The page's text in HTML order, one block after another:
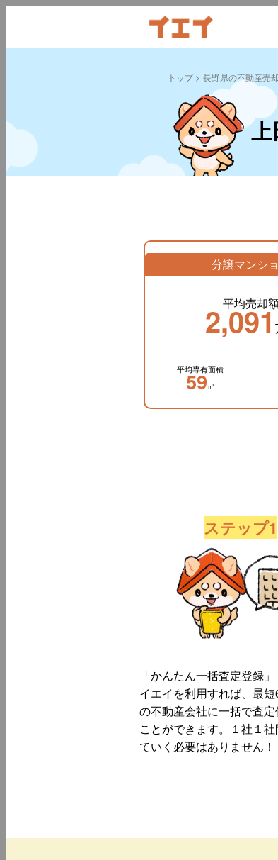
トップ 長野県の不動産売
上
分譲マンシ
平均売却
2,091
平均専有面積
59㎡
ステップ1
「かんたん一括査定登録」
イエイを利用すれば、最
の不動産会社に一括で査
ことができます。１社１
ていく必要はありません！